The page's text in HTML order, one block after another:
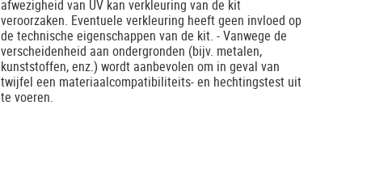
afwezigheid van UV kan verkleuring van de kit
veroorzaken. Eventuele verkleuring heeft geen invloed op
de technische eigenschappen van de kit. - Vanwege de
verscheidenheid aan ondergronden (bijv. metalen,
kunststoffen, enz.) wordt aanbevolen om in geval van
twijfel een materiaalcompatibiliteits- en hechtingstest uit
te voeren.